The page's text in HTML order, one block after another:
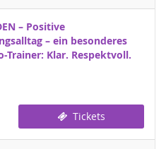
– Positive
– ein besonderes
Trainer: Klar. Respektvoll.
Tickets